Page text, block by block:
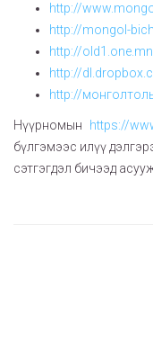
http://
http://mongol-
http://
http://
http://
Нүүрномын https://
бүлгэмээс илүү
сэтгэгдэл бичээд